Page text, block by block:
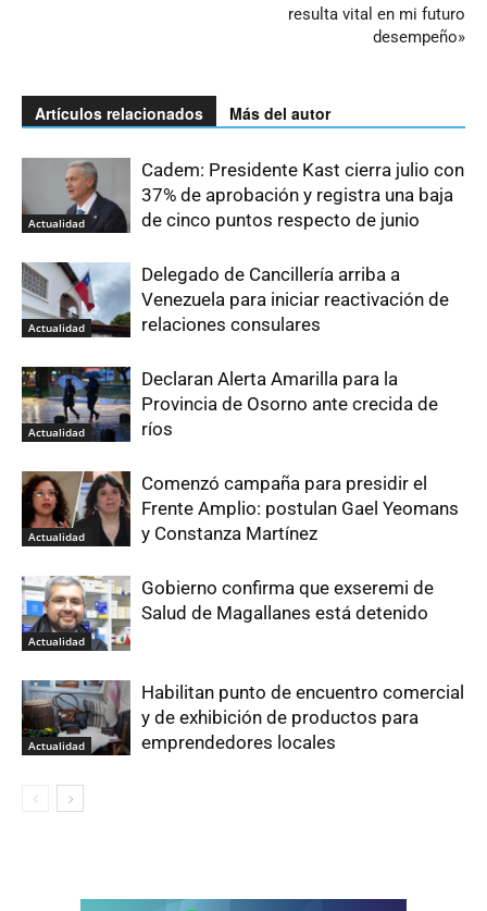
resulta vital en mi futuro
desempeño»
Artículos relacionados Más del autor
Actualidad
Cadem: Presidente Kast cierra julio con
37% de aprobación y registra una baja
de cinco puntos respecto de junio
Actualidad
Delegado de Cancillería arriba a
Venezuela para iniciar reactivación de
relaciones consulares
Actualidad
Declaran Alerta Amarilla para la
Provincia de Osorno ante crecida de
ríos
Actualidad
Comenzó campaña para presidir el
Frente Amplio: postulan Gael Yeomans
y Constanza Martínez
Actualidad
Gobierno confirma que exseremi de
Salud de Magallanes está detenido
Actualidad
Habilitan punto de encuentro comercial
y de exhibición de productos para
emprendedores locales